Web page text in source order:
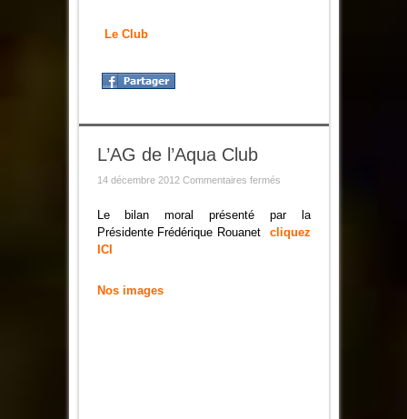
Le Club
L’AG de l’Aqua Club
14 décembre 2012 Commentaires ferméssur
l’Aqua
Le bilan moral présenté par la
Présidente Frédérique Rouanet cliquez
ICI
Nos images